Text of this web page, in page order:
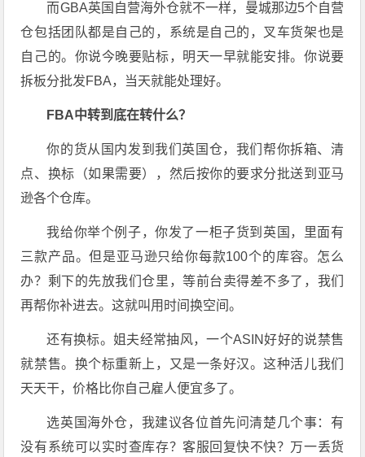
而GBA英国自营海外仓就不一样，曼城那边5个自营
仓包括团队都是自己的，系统是自己的，叉车货架也是
自己的。你说今晚要贴标，明天一早就能安排。你说要
拆板分批发FBA，当天就能处理好。
FBA中转到底在转什么？
你的货从国内发到我们英国仓，我们帮你拆箱、清
点、换标（如果需要），然后按你的要求分批送到亚马
逊各个仓库。
我给你举个例子，你发了一柜子货到英国，里面有
三款产品。但是亚马逊只给你每款100个的库容。怎么
办？剩下的先放我们仓里，等前台卖得差不多了，我们
再帮你补进去。这就叫用时间换空间。
还有换标。姐夫经常抽风，一个ASIN好好的说禁售
就禁售。换个标重新上，又是一条好汉。这种活儿我们
天天干，价格比你自己雇人便宜多了。
选英国海外仓，我建议各位首先问清楚几个事：有
没有系统可以实时查库存？客服回复快不快？万一丢货